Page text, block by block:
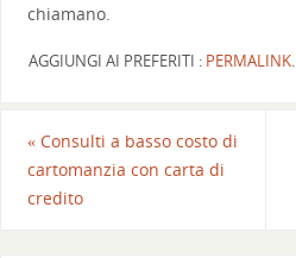
chiamano.
AGGIUNGI AI PREFERITI : PERMALINK.
«Consulti a basso costo di
cartomanzia con carta di
credito